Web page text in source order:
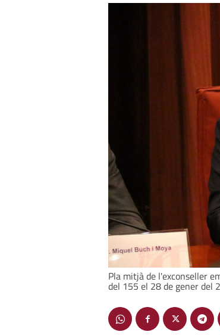
Pla mitjà de l'exconseller
del 155 el 28 de gener del